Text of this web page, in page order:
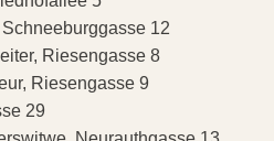
12
Riesengasse 8
Riesengasse 9
29